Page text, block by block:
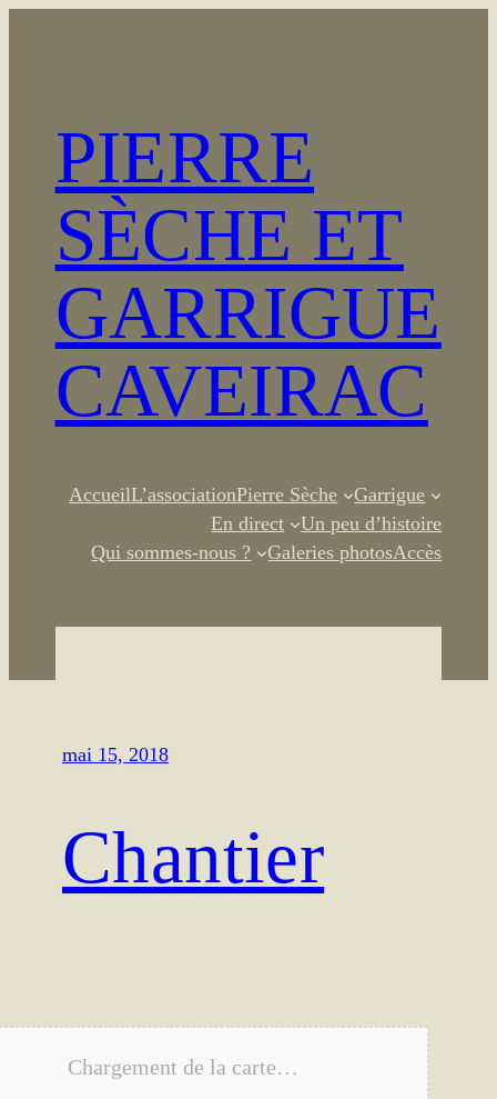
PIERRE
SÈCHE ET
GARRIGUE
CAVEIRAC
AccueilL’associationPierre Sèche
Garrigue
En direct
Un peu d’histoire
Qui sommes-nous ?
Galeries photosAccès
mai 15, 2018
Chantier
Chargement de la carte…